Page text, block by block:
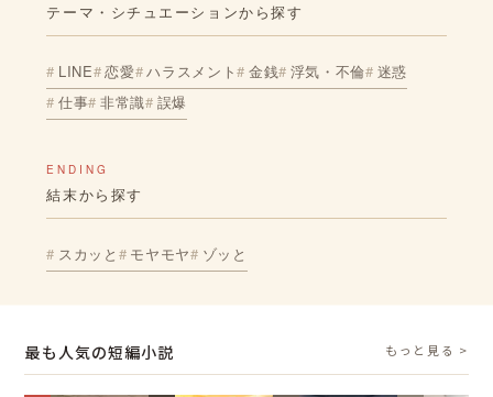
テーマ・シチュエーションから探す
LINE 恋愛 ハラスメント 金銭 浮気・不倫 迷惑
仕事 非常識 誤爆
ENDING
結末から探す
スカッと モヤモヤ ゾッと
最も人気の短編小説 もっと見る >